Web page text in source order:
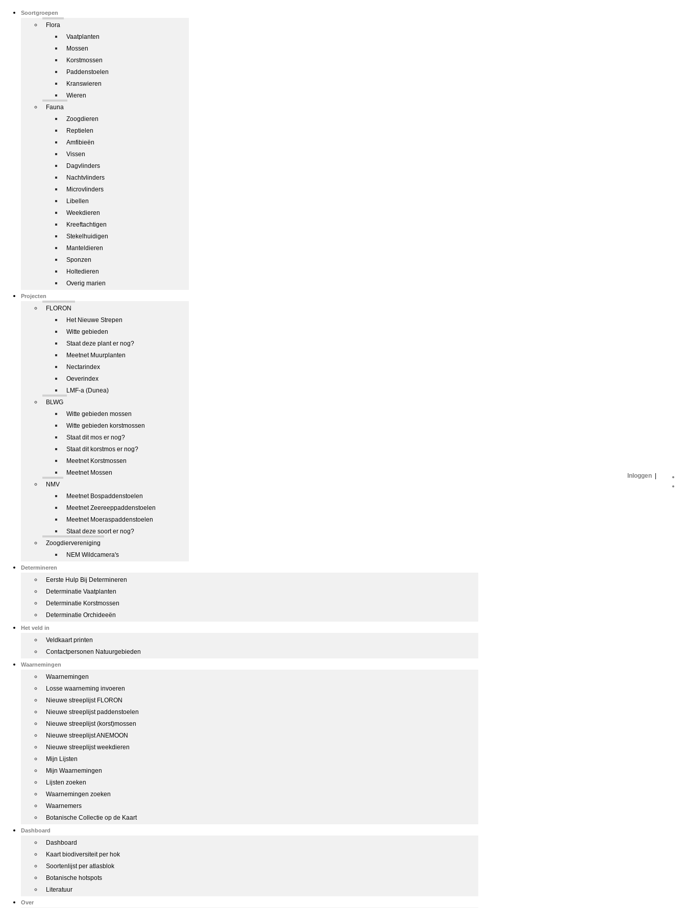
Soortgroepen
Flora
Vaatplanten
Mossen
Korstmossen
Paddenstoelen
Kranswieren
Wieren
Fauna
Zoogdieren
Reptielen
Amfibieën
Vissen
Dagvlinders
Nachtvlinders
Microvlinders
Libellen
Weekdieren
Kreeftachtigen
Stekelhuidigen
Manteldieren
Sponzen
Holtedieren
Overig marien
Projecten
FLORON
Het Nieuwe Strepen
Witte gebieden
Staat deze plant er nog?
Meetnet Muurplanten
Nectarindex
Oeverindex
LMF-a (Dunea)
BLWG
Witte gebieden mossen
Witte gebieden korstmossen
Staat dit mos er nog?
Staat dit korstmos er nog?
Meetnet Korstmossen
Meetnet Mossen
NMV
Meetnet Bospaddenstoelen
Meetnet Zeereeppaddenstoelen
Meetnet Moeraspaddenstoelen
Staat deze soort er nog?
Zoogdiervereniging
NEM Wildcamera's
Determineren
Eerste Hulp Bij Determineren
Determinatie Vaatplanten
Determinatie Korstmossen
Determinatie Orchideeën
Het veld in
Veldkaart printen
Contactpersonen Natuurgebieden
Waarnemingen
Waarnemingen
Losse waarneming invoeren
Nieuwe streeplijst FLORON
Nieuwe streeplijst paddenstoelen
Nieuwe streeplijst (korst)mossen
Nieuwe streeplijst ANEMOON
Nieuwe streeplijst weekdieren
Mijn Lijsten
Mijn Waarnemingen
Lijsten zoeken
Waarnemingen zoeken
Waarnemers
Botanische Collectie op de Kaart
Dashboard
Dashboard
Kaart biodiversiteit per hok
Soortenlijst per atlasblok
Botanische hotspots
Literatuur
Over
Inloggen